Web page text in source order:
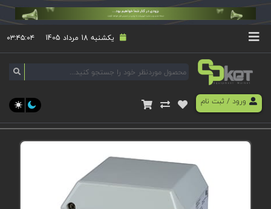
یکشنبه 18 مرداد 1405 ۰۳:۴۵:۰۵
ورود/ ثبت نام